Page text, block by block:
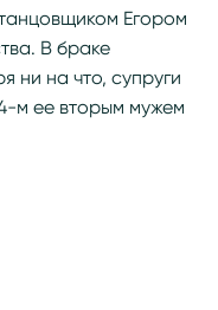
Егором
В браке
ни на что, супруги
м ее вторым мужем